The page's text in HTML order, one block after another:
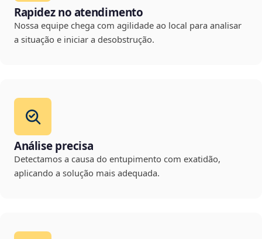
Rapidez no atendimento
Nossa equipe chega com agilidade ao local para analisar
a situação e iniciar a desobstrução.
Análise precisa
Detectamos a causa do entupimento com exatidão,
aplicando a solução mais adequada.